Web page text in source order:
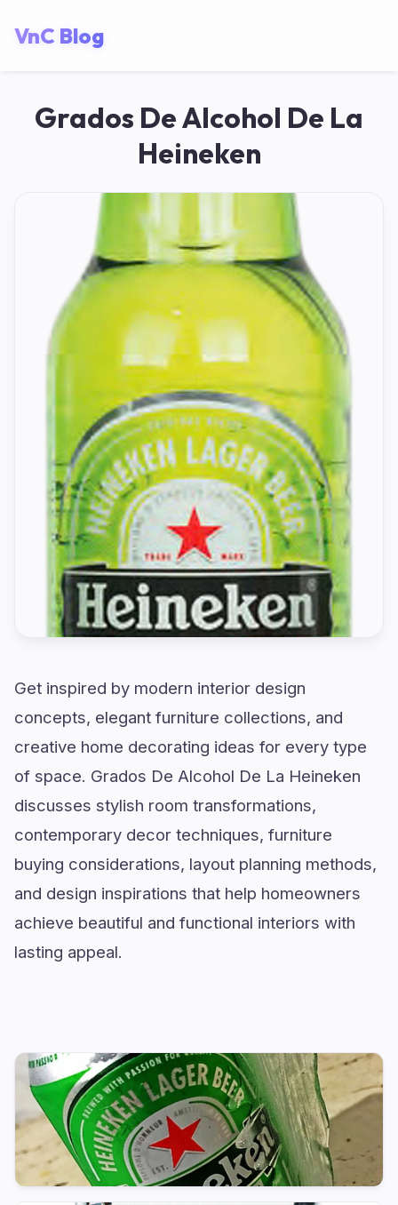
VnC Blog
Grados De Alcohol De La
Heineken
Get inspired by modern interior design
concepts, elegant furniture collections, and
creative home decorating ideas for every type
of space. Grados De Alcohol De La Heineken
discusses stylish room transformations,
contemporary decor techniques, furniture
buying considerations, layout planning methods,
and design inspirations that help homeowners
achieve beautiful and functional interiors with
lasting appeal.